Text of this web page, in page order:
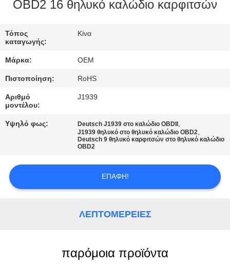
ΈΛΕΓΧΟΣ
ΜΑΣ
ΕΛΆΤΕ
ΕΠΑΦΉ
ΜΕ
ΑΠΌΣΠΑΣΜΑ
OBD2 16 θηλυκό καλώδιο καρφιτσών
Τόπος
καταγωγής:
Κίνα
Μάρκα: OEM
Πιστοποίηση: RoHS
Αριθμό
μοντέλου:
J1939
Υψηλό φως: Deutsch J1939 στο καλώδιο OBDII ,
J1939 θηλυκό στο θηλυκό καλώδιο OBD2,
Deutsch 9 θηλυκό καρφιτσών στο θηλυκό καλώδιο
OBD2
ΕΠΑΦΉ!
ΛΕΠΤΟΜΈΡΕΙΕΣ
παρόμοια προϊόντα